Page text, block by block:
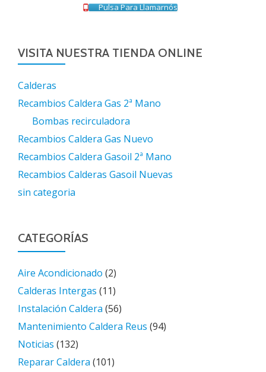
Pulsa Para Llamarnós
VISITA NUESTRA TIENDA ONLINE
Calderas
Recambios Caldera Gas 2ª Mano
Bombas recirculadora
Recambios Caldera Gas Nuevo
Recambios Caldera Gasoil 2ª Mano
Recambios Calderas Gasoil Nuevas
sin categoria
CATEGORÍAS
Aire Acondicionado (2)
Calderas Intergas (11)
Instalación Caldera (56)
Mantenimiento Caldera Reus (94)
Noticias (132)
Reparar Caldera (101)